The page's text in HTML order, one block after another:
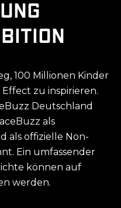
100 Millionen Kinder
zu inspirieren.
Deutschland
als
als offizielle Non-
Ein umfassender
können auf
werden.